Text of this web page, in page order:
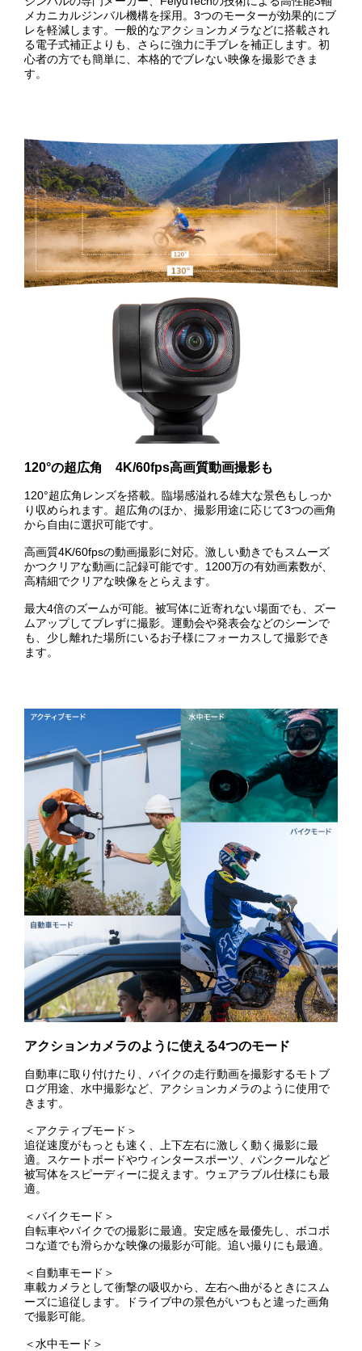
メカニカルジンバル機構を採用。3つのモーターが効果的にブ
レを軽減します。一般的なアクションカメラなどに搭載され
る電子式補正よりも、さらに強力に手ブレを補正します。初
心者の方でも簡単に、本格的でブレない映像を撮影できま
す。
120°の超広角 4K/60fps高画質動画撮影も
120°超広角レンズを搭載。臨場感溢れる雄大な景色もしっか
り収められます。超広角のほか、撮影用途に応じて3つの画角
から自由に選択可能です。
高画質4K/60fpsの動画撮影に対応。激しい動きでもスムーズ
かつクリアな動画に記録可能です。1200万の有効画素数が、
高精細でクリアな映像をとらえます。
最大4倍のズームが可能。被写体に近寄れない場面でも、ズー
ムアップしてブレずに撮影。運動会や発表会などのシーンで
も、少し離れた場所にいるお子様にフォーカスして撮影でき
ます。
アクションカメラのように使える4つのモード
自動車に取り付けたり、バイクの走行動画を撮影するモトブ
ログ用途、水中撮影など、アクションカメラのように使用で
きます。
＜アクティブモード＞
追従速度がもっとも速く、上下左右に激しく動く撮影に最
適。スケートボードやウィンタースポーツ、パンクールなど
被写体をスピーディーに捉えます。ウェアラブル仕様にも最
適。
＜バイクモード＞
自転車やバイクでの撮影に最適。安定感を最優先し、ボコボ
コな道でも滑らかな映像の撮影が可能。追い撮りにも最適。
＜自動車モード＞
車載カメラとして衝撃の吸収から、左右へ曲がるときにスム
ーズに追従します。ドライブ中の景色がいつもと違った画角
で撮影可能。
＜水中モード＞